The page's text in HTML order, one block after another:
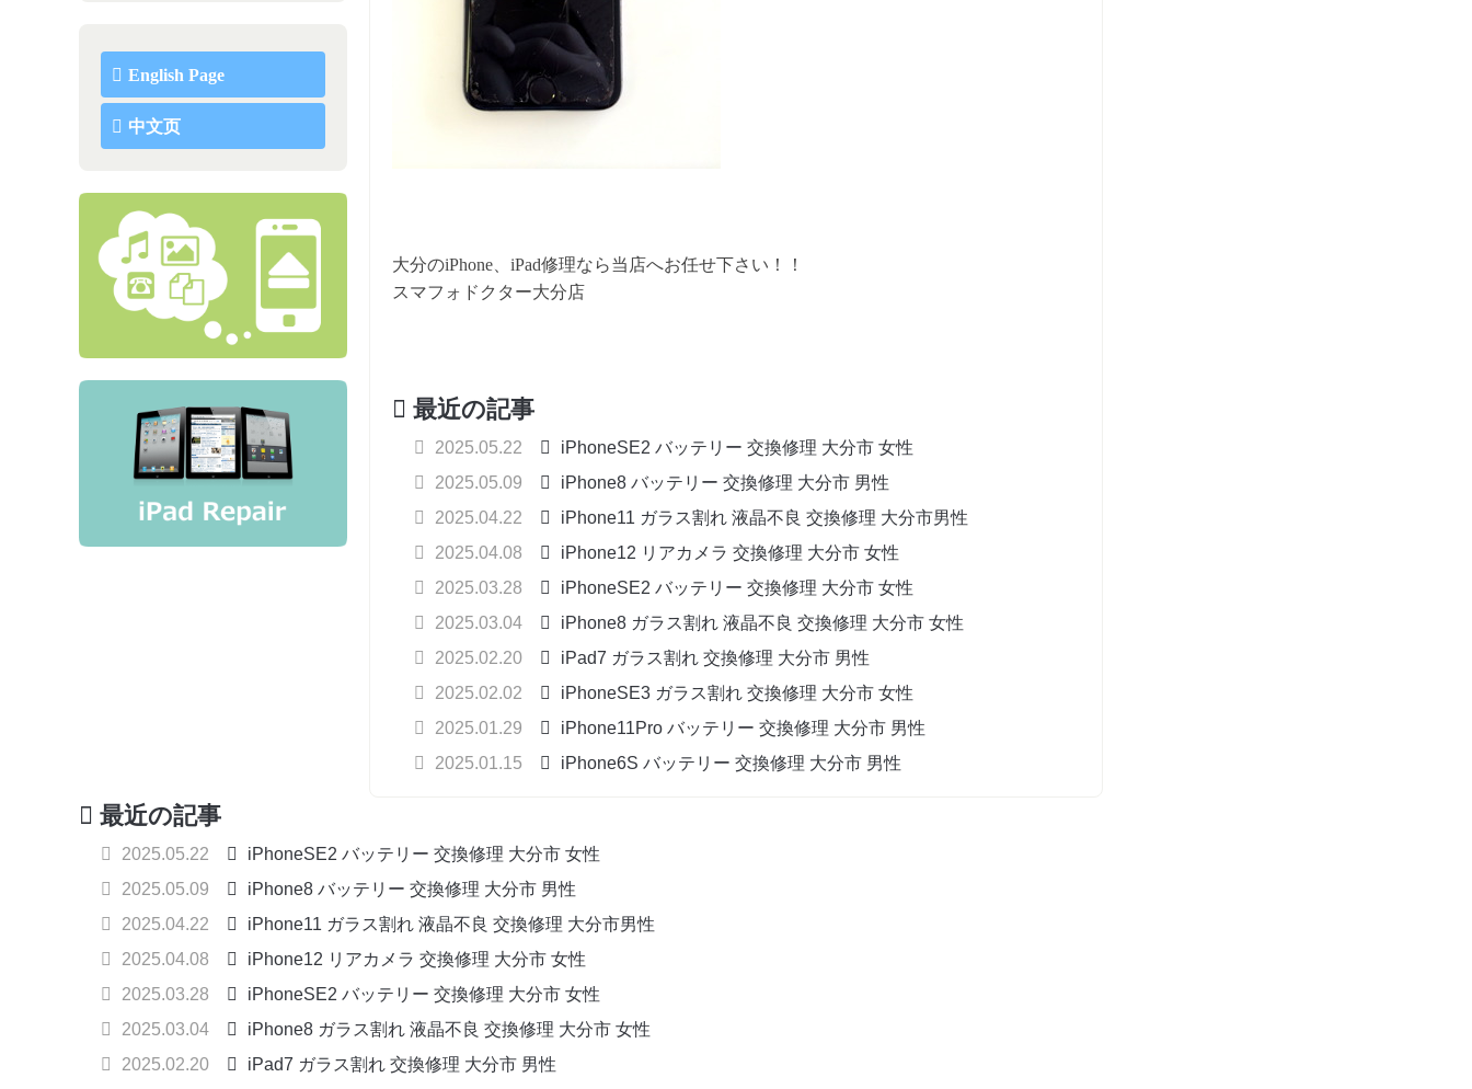
English Page
中文页
大分のiPhone、iPad修理なら当店へお任せ下さい！！
スマフォドクター大分店
最近の記事
2025.05.22
iPhoneSE2 バッテリー 交換修理 大分市 女性
2025.05.09
iPhone8 バッテリー 交換修理 大分市 男性
2025.04.22
iPhone11 ガラス割れ 液晶不良 交換修理 大分市男性
2025.04.08
iPhone12 リアカメラ 交換修理 大分市 女性
2025.03.28
iPhoneSE2 バッテリー 交換修理 大分市 女性
2025.03.04
iPhone8 ガラス割れ 液晶不良 交換修理 大分市 女性
2025.02.20
iPad7 ガラス割れ 交換修理 大分市 男性
2025.02.02
iPhoneSE3 ガラス割れ 交換修理 大分市 女性
2025.01.29
iPhone11Pro バッテリー 交換修理 大分市 男性
2025.01.15
iPhone6S バッテリー 交換修理 大分市 男性
最近の記事
2025.05.22
iPhoneSE2 バッテリー 交換修理 大分市 女性
2025.05.09
iPhone8 バッテリー 交換修理 大分市 男性
2025.04.22
iPhone11 ガラス割れ 液晶不良 交換修理 大分市男性
2025.04.08
iPhone12 リアカメラ 交換修理 大分市 女性
2025.03.28
iPhoneSE2 バッテリー 交換修理 大分市 女性
2025.03.04
iPhone8 ガラス割れ 液晶不良 交換修理 大分市 女性
2025.02.20
iPad7 ガラス割れ 交換修理 大分市 男性